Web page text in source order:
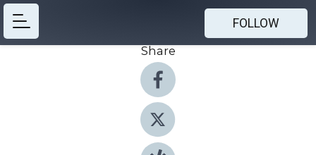
FOLLOW
Share